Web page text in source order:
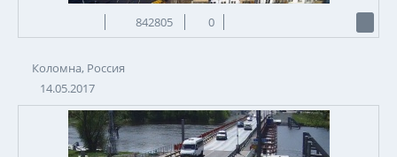
842805 0
Коломна, Россия
14.05.2017